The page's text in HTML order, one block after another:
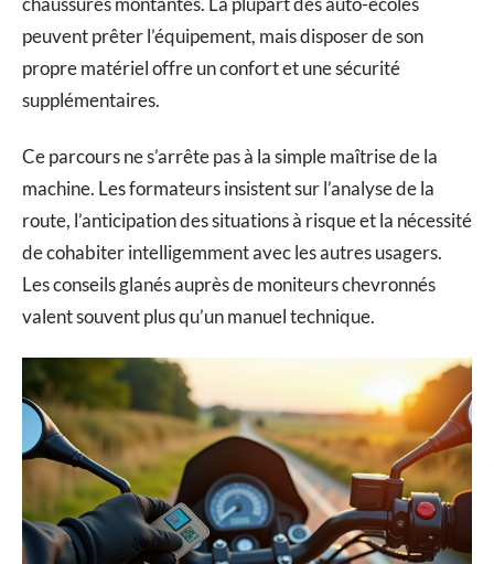
peuvent prêter l’équipement, mais disposer de son
propre matériel offre un confort et une sécurité
supplémentaires.
Ce parcours ne s’arrête pas à la simple maîtrise de la
machine. Les formateurs insistent sur l’analyse de la
route, l’anticipation des situations à risque et la nécessité
de cohabiter intelligemment avec les autres usagers.
Les conseils glanés auprès de moniteurs chevronnés
valent souvent plus qu’un manuel technique.